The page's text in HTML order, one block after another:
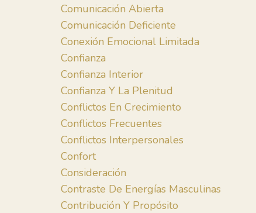
Comunicación Abierta
Comunicación Deficiente
Conexión Emocional Limitada
Confianza
Confianza Interior
Confianza Y La Plenitud
Conflictos En Crecimiento
Conflictos Frecuentes
Conflictos Interpersonales
Confort
Consideración
Contraste De Energías Masculinas
Contribución Y Propósito